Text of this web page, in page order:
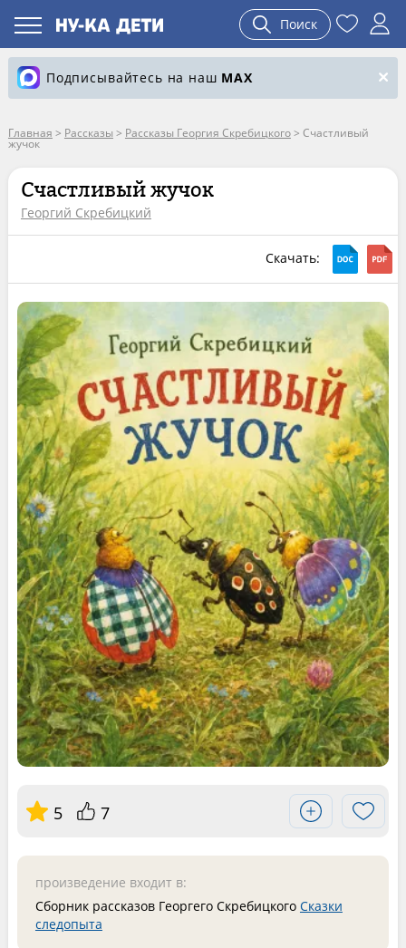
Поиск
Подписывайтесь на наш MAX
Главная > Рассказы > Рассказы Георгия Скребицкого> Счастливый
жучок
Счастливый жучок
Георгий Скребицкий
Скачать:
5 7
произведение входит в:
Сборник рассказов Георгего Скребицкого Сказки
следопыта